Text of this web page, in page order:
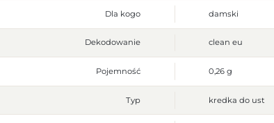
Dla kogo damski
Dekodowanie clean eu
Pojemność 0,26 g
Typ kredka do ust